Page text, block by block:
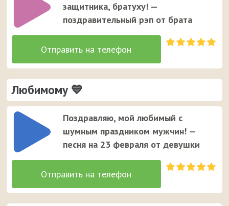
защитника, братуху! —
поздравительный рэп от брата
Любимому 💙
Поздравляю, мой любимый с
шумным праздником мужчин! —
песня на 23 февраля от девушки